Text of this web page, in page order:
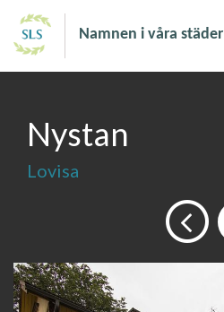
Namnen i våra städer
Nystan
Lovisa